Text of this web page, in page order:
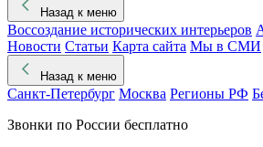
Назад к меню
Воссоздание исторических интерьеров
Новости Статьи Карта сайта Мы в СМИ
Назад к меню
Санкт-Петербург Москва Регионы РФ
Звонки по России бесплатно